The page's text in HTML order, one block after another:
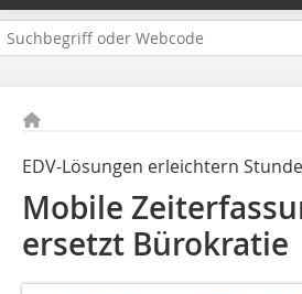
EDV-Lösungen erleichtern
Mobile
ersetzt Bürokratie